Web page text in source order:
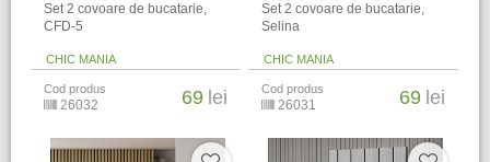
​Set 2 covoare de bucatarie,
CFD-5
CHIC MANIA
Cod produs
26032 69 lei
​Set 2 covoare de bucatarie,
Selina
CHIC MANIA
Cod produs
26031 69 lei